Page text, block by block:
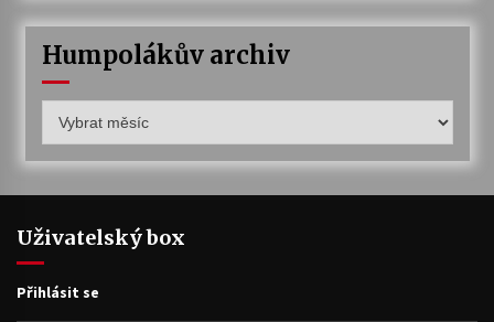
Humpolákův archiv
archiv
Uživatelský box
Přihlásit se